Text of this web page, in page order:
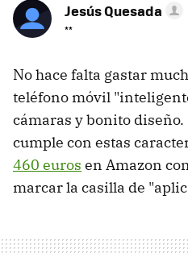
Jesús Quesada
**
No hace falta gastar
teléfono móvil
cámaras y bonito diseño.
cumple con estas
460 euros en Amazon
marcar la casilla de